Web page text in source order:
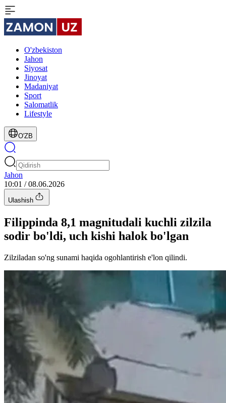
O'zbekiston
Jahon
Siyosat
Jinoyat
Madaniyat
Sport
Salomatlik
Lifestyle
O'ZB
Jahon
10:01 / 08.06.2026
Ulashish
Filippinda 8,1 magnitudali kuchli zilzila
sodir bo'ldi, uch kishi halok bo'lgan
Zilziladan so'ng sunami haqida ogohlantirish e'lon qilindi.